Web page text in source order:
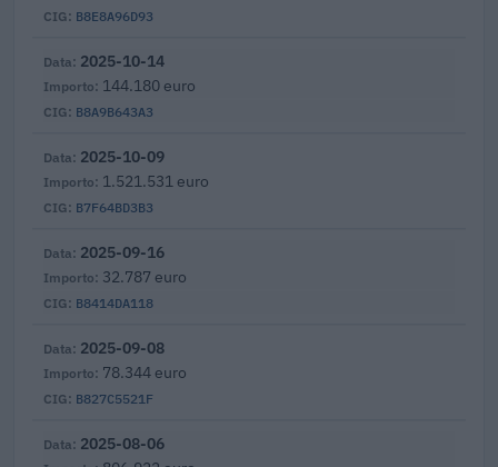
B8E8A96D93
B8A9B643A3
2025-10-14
144.180 euro
B7F64BD3B3
2025-10-09
1.521.531 euro
B8414DA118
2025-09-16
32.787 euro
B827C5521F
2025-09-08
78.344 euro
2025-08-06